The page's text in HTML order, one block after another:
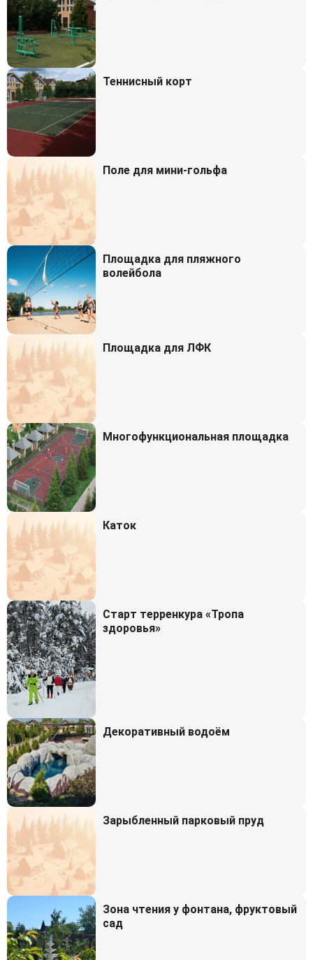
Теннисный корт
Поле для мини-гольфа
Площадка для пляжного
волейбола
Площадка для ЛФК
Многофункциональная площадка
Каток
Старт терренкура «Тропа
здоровья»
Декоративный водоём
Зарыбленный парковый пруд
Зона чтения у фонтана, фруктовый
сад